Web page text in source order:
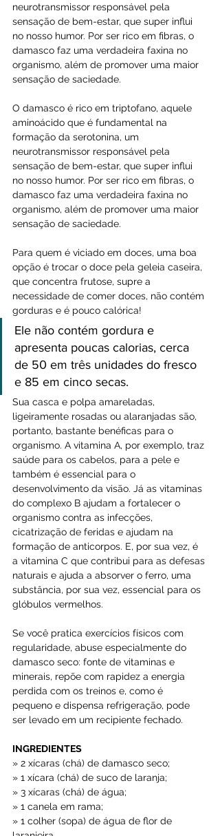
neurotransmissor responsável pela
sensação de bem-estar, que super influi
no nosso humor. Por ser rico em fibras, o
damasco faz uma verdadeira faxina no
organismo, além de promover uma maior
sensação de saciedade.
O damasco é rico em triptofano, aquele
aminoácido que é fundamental na
formação da serotonina, um
neurotransmissor responsável pela
sensação de bem-estar, que super influi
no nosso humor. Por ser rico em fibras, o
damasco faz uma verdadeira faxina no
organismo, além de promover uma maior
sensação de saciedade.
Para quem é viciado em doces, uma boa
opção é trocar o doce pela geleia caseira,
que concentra frutose, supre a
necessidade de comer doces, não contém
gorduras e é pouco calórica!
Ele não contém gordura e
apresenta poucas calorias, cerca
de 50 em três unidades do fresco
e 85 em cinco secas.
Sua casca e polpa amareladas,
ligeiramente rosadas ou alaranjadas são,
portanto, bastante benéficas para o
organismo. A vitamina A, por exemplo, traz
saúde para os cabelos, para a pele e
também é essencial para o
desenvolvimento da visão. Já as vitaminas
do complexo B ajudam a fortalecer o
organismo contra as infecções,
cicatrização de feridas e ajudam na
formação de anticorpos. E, por sua vez, é
a vitamina C que contribui para as defesas
naturais e ajuda a absorver o ferro, uma
substância, por sua vez, essencial para os
glóbulos vermelhos.
Se você pratica exercícios físicos com
regularidade, abuse especialmente do
damasco seco: fonte de vitaminas e
minerais, repõe com rapidez a energia
perdida com os treinos e, como é
pequeno e dispensa refrigeração, pode
ser levado em um recipiente fechado.
INGREDIENTES
» 2 xícaras (chá) de damasco seco;
» 1 xícara (chá) de suco de laranja;
» 3 xícaras (chá) de água;
» 1 canela em rama;
» 1 colher (sopa) de água de flor de